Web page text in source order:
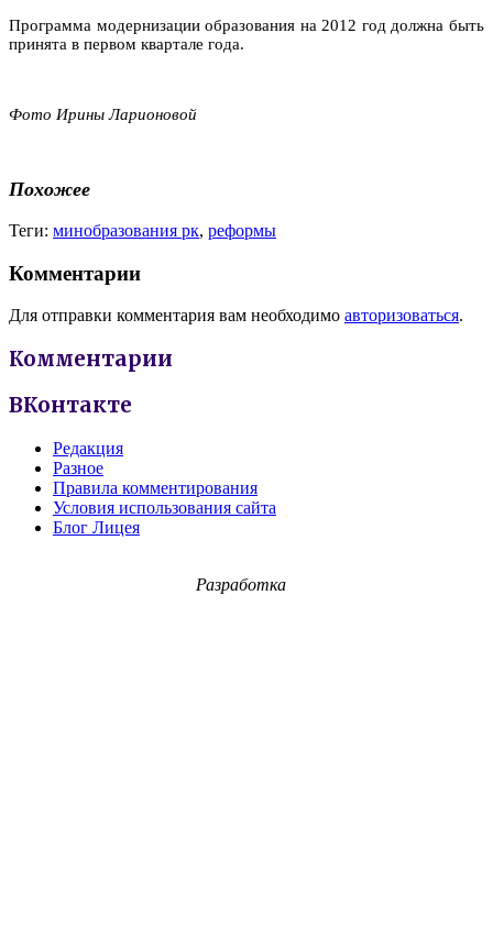
Программа модернизации образования на 2012 год должна быть
принята в первом квартале года.
Фото Ирины Ларионовой
Похожее
Теги: минобразования рк, реформы
Комментарии
Для отправки комментария вам необходимо авторизоваться.
Комментарии
ВКонтакте
Редакция
Разное
Правила комментирования
Условия использования сайта
Блог Лицея
Разработка